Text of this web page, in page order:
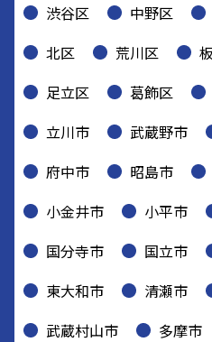
渋谷区
中野区
北区
荒川区
足立区
葛飾区
立川市
武蔵野市
府中市
昭島市
小金井市
小平市
国分寺市
国立市
東大和市
清瀬市
武蔵村山市
多摩市